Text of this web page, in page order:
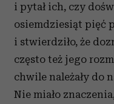
i pytał ich, czy
osiemdziesiąt pięć
i stwierdziło, że
często też jego
chwile należały do
Nie miało